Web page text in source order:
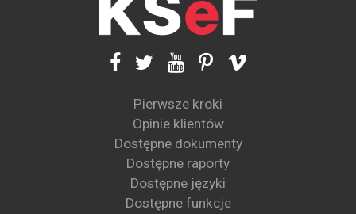
Pierwsze kroki
Opinie klientów
Dostępne dokumenty
Dostępne raporty
Dostępne języki
Dostępne funkcje